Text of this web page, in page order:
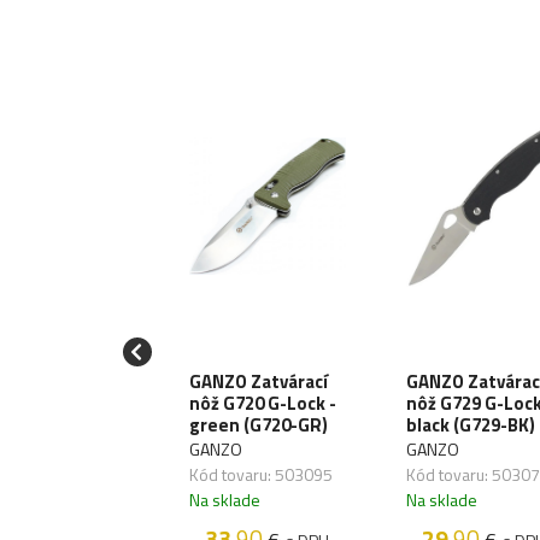
GANZO Zatvárací
nôž G720 G-Lock -
green (G720-GR)
GANZO
Kód tovaru: 503095
Na sklade
GANZO
nôž G729 G-
black (G729-BK)
GANZO
Kód tovaru:
Na sklade